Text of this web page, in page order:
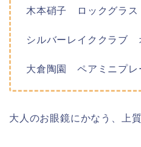
木本硝子 ロックグラ
シルバーレイククラブ
大倉陶園 ペアミニプレ
大人のお眼鏡にかなう、上